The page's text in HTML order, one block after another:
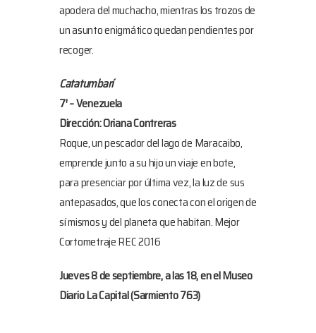
apodera del muchacho, mientras los trozos de
un asunto enigmático quedan pendientes por
recoger.
Catatumbarí
7′ – Venezuela
Dirección: Oriana Contreras
Roque, un pescador del lago de Maracaibo,
emprende junto a su hijo un viaje en bote,
para presenciar por última vez, la luz de sus
antepasados, que los conecta con el origen de
sí mismos y del planeta que habitan. Mejor
Cortometraje REC 2016
Jueves 8 de septiembre, a las 18, en el Museo
Diario La Capital (Sarmiento 763)